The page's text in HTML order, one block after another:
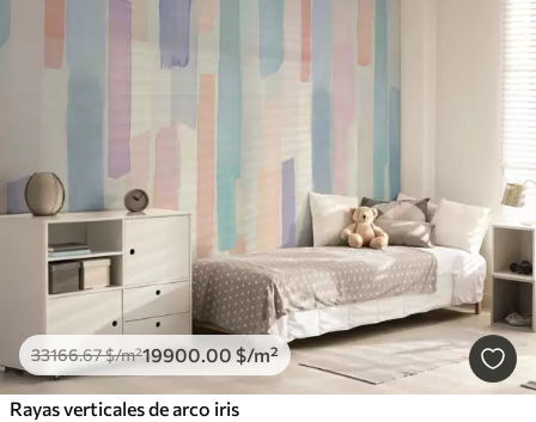
33166.67$/m²19900.00 $/m²
Rayas verticales de arco iris